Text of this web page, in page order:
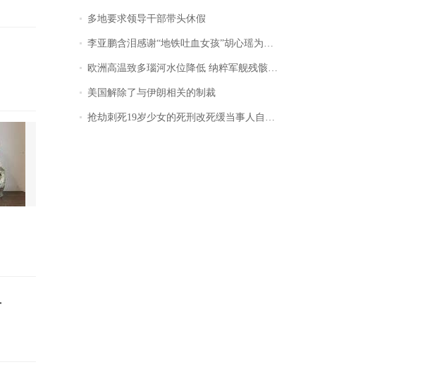
多地要求领导干部带头休假
李亚鹏含泪感谢“地铁吐血女孩”胡心瑶为嫣然天使捐99999元：这份捐赠太沉重，尊重其捐赠意愿，个人向胡心瑶和她的病友之家各捐赠99999元
欧洲高温致多瑙河水位降低 纳粹军舰残骸重见天日
美国解除了与伊朗相关的制裁
抢劫刺死19岁少女的死刑改死缓当事人自述：出狱11年间始终刻意躲避被害人家属